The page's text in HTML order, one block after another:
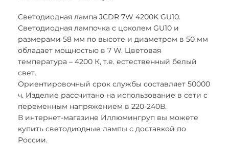
Светодиодная лампа JCDR 7W 4200K GU10.
Светодиодная лампочка с цоколем GU10 и
размерами 58 мм по высоте и диаметром в 50 мм
обладает мощностью в 7 W. Цветовая
температура – 4200 К, т.е. естественный белый
свет.
Ориентировочный срок службы составляет 50000
ч. Изделие рассчитано на использование в сети с
переменным напряжением в 220-240В.
В интернет-магазине Иллюмингруп вы можете
купить светодиодные лампы с доставкой по
России.